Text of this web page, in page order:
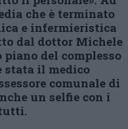
che è terminato
e infermieristica
dal dottor Michele
del complesso
stata il medico
comunale di
un selfie con i